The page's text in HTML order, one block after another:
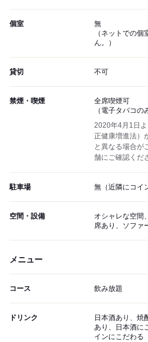
個室
無
（ネットでの
ん。）
貸切 不可
禁煙・喫煙
全席喫煙可
（電子タバコの
2020年4月1日
正健康増進法）
と異なる場合が
舗にご確認くだ
駐車場 無（近隣にコイ
空間・設備
オシャレな空間
席あり、ソファ
メニュー
コース 飲み放題
ドリンク
日本酒あり、焼
あり、日本酒に
インにこだわる